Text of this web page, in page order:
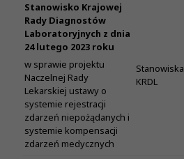
Stanowisko Krajowej
Rady Diagnostów
Laboratoryjnych z dnia
24 lutego 2023 roku
w sprawie projektu
Naczelnej Rady
Lekarskiej ustawy o
systemie rejestracji
zdarzeń niepożądanych i
systemie kompensacji
zdarzeń medycznych
Stanowiska
KRDL